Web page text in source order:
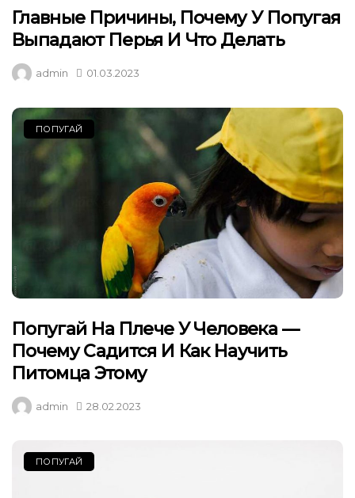
Главные Причины, Почему У Попугая
Выпадают Перья И Что Делать
admin 01.03.2023
ПОПУГАЙ
Попугай На Плече У Человека —
Почему Садится И Как Научить
Питомца Этому
admin 28.02.2023
ПОПУГАЙ